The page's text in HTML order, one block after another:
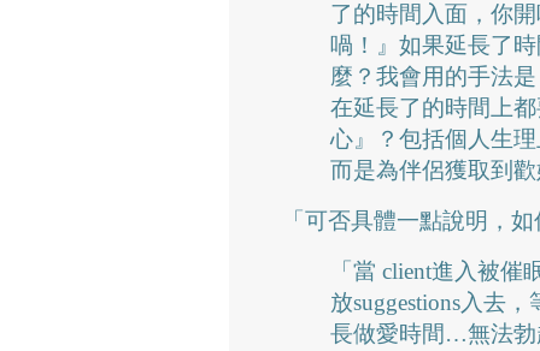
了的時間入面，你
喎！』如果延長了
麼？我會用的手法
在延長了的時間上
心』？包括個人生
而是為伴侶獲取到
「可否具體一點說明，
「當 client進入被
放suggestions入去
長做愛時間…無法勃